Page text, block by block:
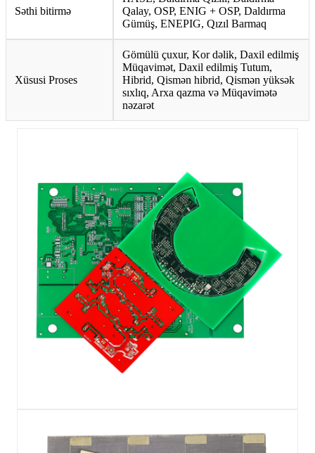
Səthi bitirmə
Qalay, OSP, ENIG + OSP, Daldırma
Gümüş, ENEPIG, Qızıl Barmaq
Xüsusi Proses
Gömülü çuxur, Kor dəlik, Daxil edilmiş
Müqavimət, Daxil edilmiş Tutum,
Hibrid, Qismən hibrid, Qismən yüksək
sıxlıq, Arxa qazma və Müqavimətə
nəzarət